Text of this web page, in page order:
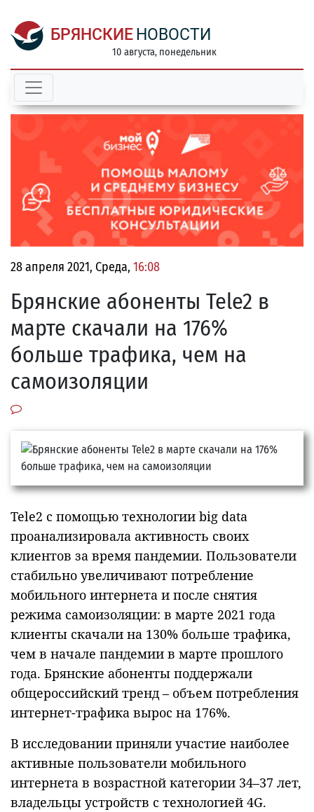
БРЯНСКИЕ НОВОСТИ
10 августа, понедельник
28 апреля 2021, Среда, 16:08
Брянские абоненты Tele2 в
марте скачали на 176%
больше трафика, чем на
самоизоляции
Tele2 с помощью технологии big data
проанализировала активность своих
клиентов за время пандемии. Пользователи
стабильно увеличивают потребление
мобильного интернета и после снятия
режима самоизоляции: в марте 2021 года
клиенты скачали на 130% больше трафика,
чем в начале пандемии в марте прошлого
года. Брянские абоненты поддержали
общероссийский тренд – объем потребления
интернет-трафика вырос на 176%.
В исследовании приняли участие наиболее
активные пользователи мобильного
интернета в возрастной категории 34–37 лет,
владельцы устройств с технологией 4G.